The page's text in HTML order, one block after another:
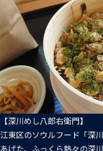
【深川めし八郎右衛門】
江東区のソウルフード「深